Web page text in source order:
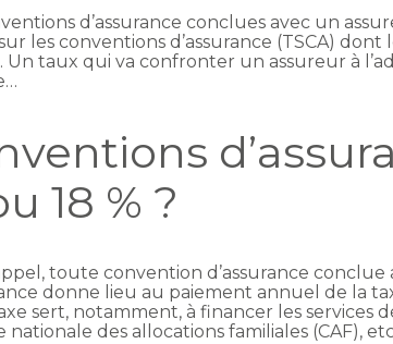
d’assurance conclues avec un
les conventions d’assurance (TSCA)
Un taux qui va confronter un assureur à
18 % ?
toute convention d’assurance
donne lieu au paiement annuel de la
sert, notamment, à financer les services
nationale des allocations familiales (CAF),